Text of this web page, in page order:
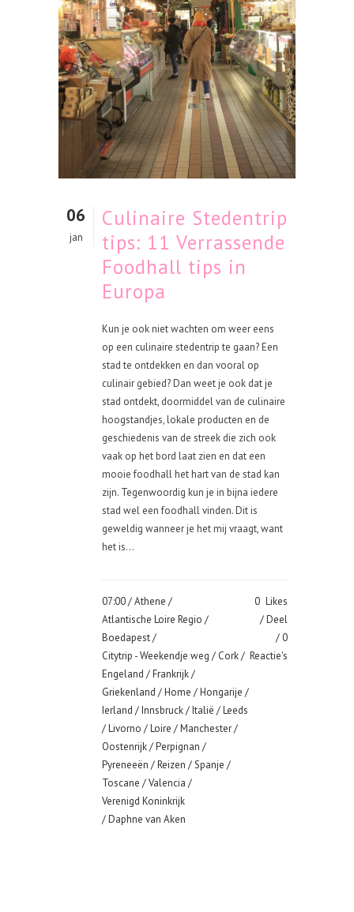
06
jan
Culinaire Stedentrip
tips: 11 Verrassende
Foodhall tips in
Europa
Kun je ook niet wachten om weer eens
op een culinaire stedentrip te gaan? Een
stad te ontdekken en dan vooral op
culinair gebied? Dan weet je ook dat je
stad ontdekt, doormiddel van de culinaire
hoogstandjes, lokale producten en de
geschiedenis van de streek die zich ook
vaak op het bord laat zien en dat een
mooie foodhall het hart van de stad kan
zijn. Tegenwoordig kun je in bijna iedere
stad wel een foodhall vinden. Dit is
geweldig wanneer je het mij vraagt, want
het is...
07:00 /Athene /
Atlantische Loire Regio /
Boedapest/
Citytrip - Weekendje weg / Cork/
Engeland /Frankrijk/
Griekenland /Home /Hongarije /
Ierland /Innsbruck/Italië /Leeds
/Livorno /Loire /Manchester/
Oostenrijk/Perpignan /
Pyreneeën /Reizen /Spanje /
Toscane /Valencia /
Verenigd Koninkrijk
/ Daphne van Aken
0 Likes
Deel
0
Reactie's